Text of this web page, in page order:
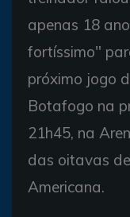
apenas 18
fortíssimo"
próximo jogo
Botafogo na
21h45, na
das oitavas
Americana.